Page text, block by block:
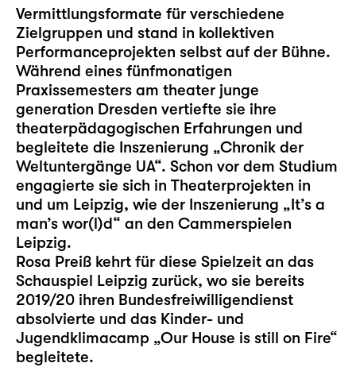
Vermittlungsformate für verschiedene
Zielgruppen und stand in kollektiven
Performanceprojekten selbst auf der Bühne.
Während eines fünfmonatigen
Praxissemesters am theater junge
generation Dresden vertiefte sie ihre
theaterpädagogischen Erfahrungen und
begleitete die Inszenierung „Chronik der
Weltuntergänge UA“. Schon vor dem Studium
engagierte sie sich in Theaterprojekten in
und um Leipzig, wie der Inszenierung „It’s a
man’s wor(l)d“ an den Cammerspielen
Leipzig.
Rosa Preiß kehrt für diese Spielzeit an das
Schauspiel Leipzig zurück, wo sie bereits
2019/20 ihren Bundesfreiwilligendienst
absolvierte und das Kinder- und
Jugendklimacamp „Our House is still on Fire“
begleitete.